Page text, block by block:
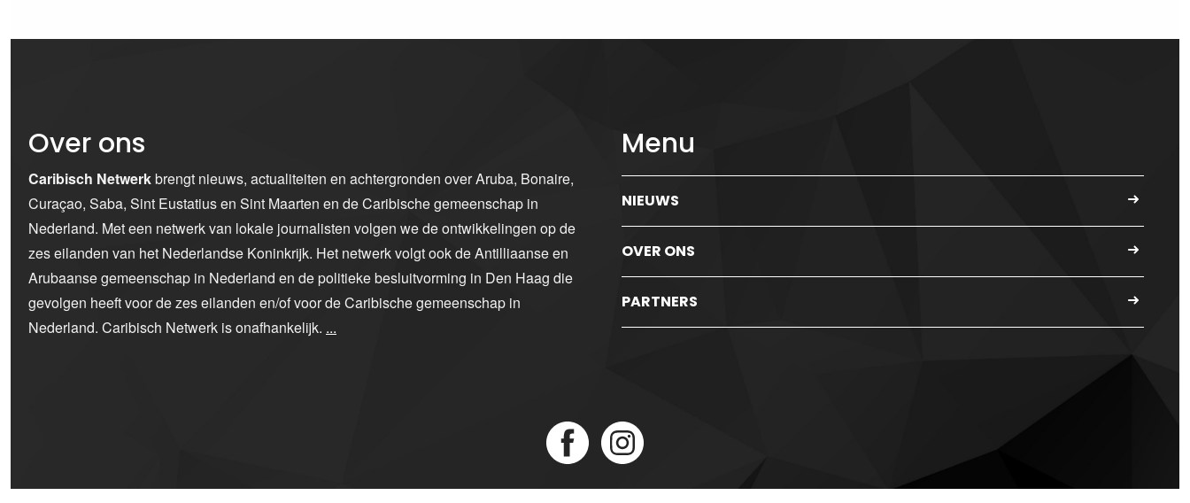
Over ons
Caribisch Netwerkbrengt nieuws, actualiteiten en achtergronden over Aruba, Bonaire,
Curaçao, Saba, Sint Eustatius en Sint Maarten en de Caribische gemeenschap in
Nederland. Met een netwerk van lokale journalisten volgen we de ontwikkelingen op de
zes eilanden van het Nederlandse Koninkrijk. Het netwerk volgt ook de Antilliaanse en
Arubaanse gemeenschap in Nederland en de politieke besluitvorming in Den Haag die
gevolgen heeft voor de zes eilanden en/of voor de Caribische gemeenschap in
Nederland. Caribisch Netwerk is onafhankelijk. ...
Menu
NIEUWS
OVER ONS
PARTNERS